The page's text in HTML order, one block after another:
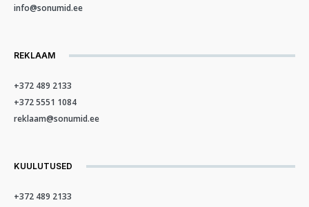
info@sonumid.ee
REKLAAM
+372 489 2133
+372 5551 1084
reklaam@sonumid.ee
KUULUTUSED
+372 489 2133